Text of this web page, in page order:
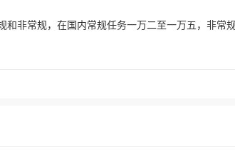
非常规，在国内常规任务一万二至一万五，非常